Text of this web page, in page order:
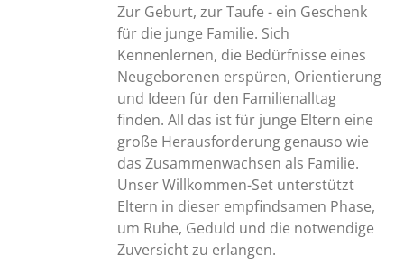
Zur Geburt, zur Taufe - ein Geschenk
für die junge Familie. Sich
Kennenlernen, die Bedürfnisse eines
Neugeborenen erspüren, Orientierung
und Ideen für den Familienalltag
finden. All das ist für junge Eltern eine
große Herausforderung genauso wie
das Zusammenwachsen als Familie.
Unser Willkommen-Set unterstützt
Eltern in dieser empfindsamen Phase,
um Ruhe, Geduld und die notwendige
Zuversicht zu erlangen.